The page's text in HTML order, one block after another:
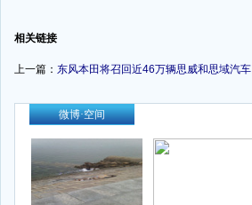
相关链接
上一篇： 东风本田将召回近46万辆思威和思域汽车